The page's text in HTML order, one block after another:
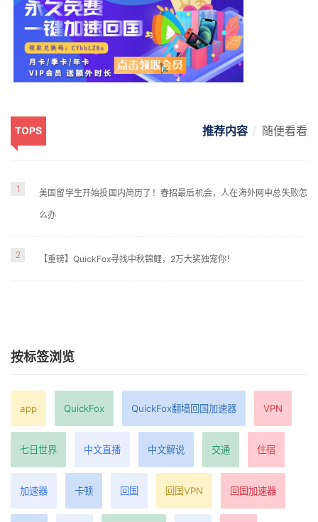
TOPS 推荐内容 随便看看
1 美国留学生开始投国内简历了！春招最后机会，人在海外网申总失败怎
么办
2 【重磅】QuickFox寻找中秋锦鲤，2万大奖独宠你！
按标签浏览
app QuickFox QuickFox翻墙回国加速器 VPN
七日世界 中文直播 中文解说 交通 住宿
加速器 卡顿 回国 回国VPN 回国加速器